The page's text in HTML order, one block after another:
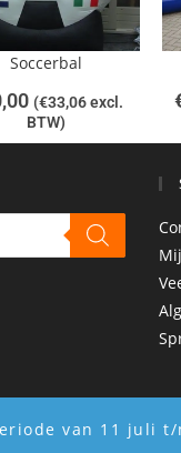
van 11 juli t/
Soccerbal
(€33,06excl.
BTW)